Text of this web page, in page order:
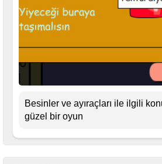
Besinler ve ayıraçları ile ilgili
güzel bir oyun